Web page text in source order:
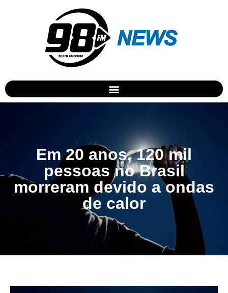
Em 20 anos, 120 mil
pessoas no Brasil
morreram devido a ondas
de calor